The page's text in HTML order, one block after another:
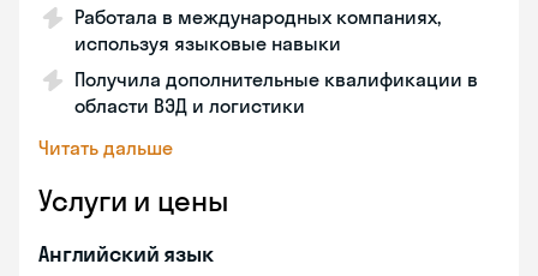
Работала в международных компаниях,
используя языковые навыки
Получила дополнительные квалификации в
области ВЭД и логистики
Читать дальше
Услуги и цены
Английский язык